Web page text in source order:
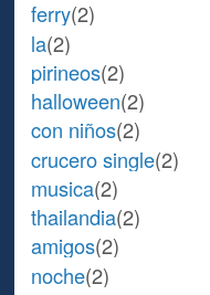
ferry(2)
la(2)
pirineos(2)
halloween(2)
con niños(2)
crucero single(2)
musica(2)
thailandia(2)
amigos(2)
noche(2)